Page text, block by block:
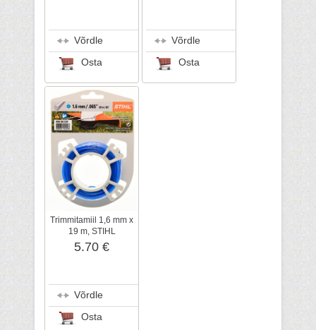
Võrdle
Osta
Võrdle
Osta
Trimmitamiil 1,6 mm x
19 m, STIHL
5.70 €
Võrdle
Osta